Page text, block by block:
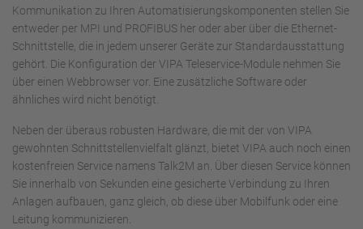
Kommunikation zu Ihren Automatisierungskomponenten stellen Sie
entweder per MPI und PROFIBUS her oder aber über die Ethernet-
Schnittstelle, die in jedem unserer Geräte zur Standardausstattung
gehört. Die Konfiguration der VIPA Teleservice-Module nehmen Sie
über einen Webbrowser vor. Eine zusätzliche Software oder
ähnliches wird nicht benötigt.
Neben der überaus robusten Hardware, die mit der von VIPA
gewohnten Schnittstellenvielfalt glänzt, bietet VIPA auch noch einen
kostenfreien Service namens Talk2M an. Über diesen Service können
Sie innerhalb von Sekunden eine gesicherte Verbindung zu Ihren
Anlagen aufbauen, ganz gleich, ob diese über Mobilfunk oder eine
Leitung kommunizieren.